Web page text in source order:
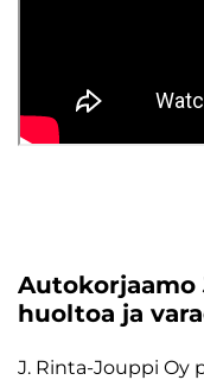
Autokorjaamo
huoltoa ja
J. Rinta-Jouppi Oy